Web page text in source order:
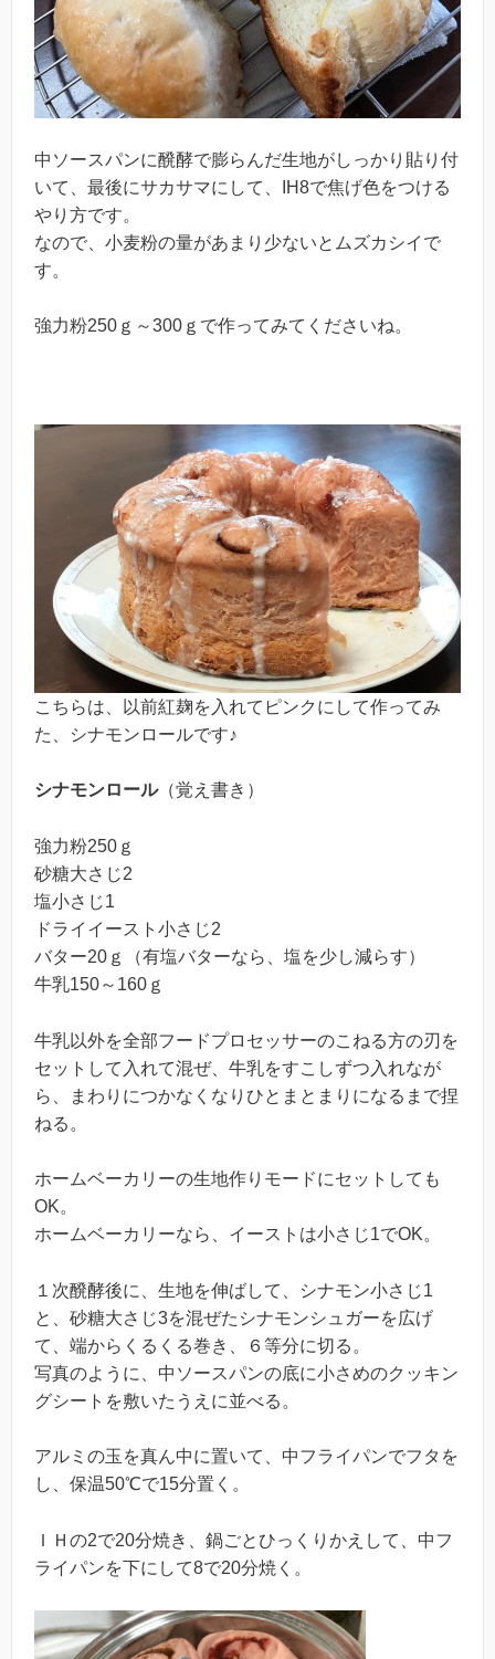
中ソースパンに醗酵で膨らんだ生地がしっかり貼り付
いて、最後にサカサマにして、IH8で焦げ色をつける
やり方です。
なので、小麦粉の量があまり少ないとムズカシイで
す。
強力粉250ｇ～300ｇで作ってみてくださいね。
こちらは、以前紅麹を入れてピンクにして作ってみ
た、シナモンロールです♪
シナモンロール（覚え書き）
強力粉250ｇ
砂糖大さじ2
塩小さじ1
ドライイースト小さじ2
バター20ｇ（有塩バターなら、塩を少し減らす）
牛乳150～160ｇ
牛乳以外を全部フードプロセッサーのこねる方の刃を
セットして入れて混ぜ、牛乳をすこしずつ入れなが
ら、まわりにつかなくなりひとまとまりになるまで捏
ねる。
ホームベーカリーの生地作りモードにセットしても
OK。
ホームベーカリーなら、イーストは小さじ1でOK。
１次醗酵後に、生地を伸ばして、シナモン小さじ1
と、砂糖大さじ3を混ぜたシナモンシュガーを広げ
て、端からくるくる巻き、６等分に切る。
写真のように、中ソースパンの底に小さめのクッキン
グシートを敷いたうえに並べる。
アルミの玉を真ん中に置いて、中フライパンでフタを
し、保温50℃で15分置く。
ＩＨの2で20分焼き、鍋ごとひっくりかえして、中フ
ライパンを下にして8で20分焼く。